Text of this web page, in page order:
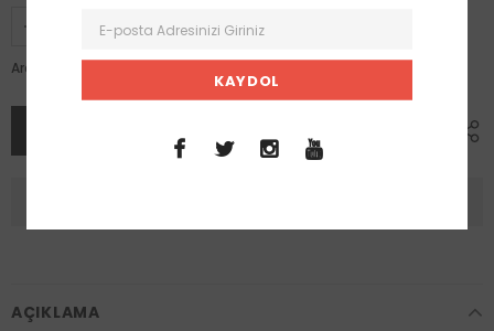
Ara toplam:
AÇIKLAMA